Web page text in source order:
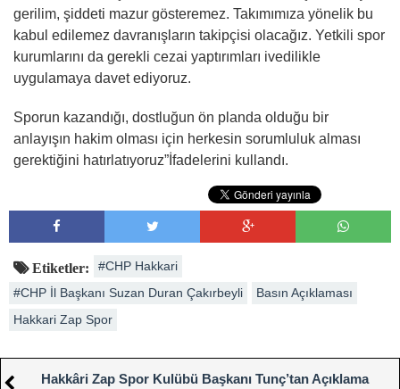
gerilim, şiddeti mazur gösteremez. Takımımıza yönelik bu
kabul edilemez davranışların takipçisi olacağız. Yetkili spor
kurumlarını da gerekli cezai yaptırımları ivedilikle
uygulamaya davet ediyoruz.
Sporun kazandığı, dostluğun ön planda olduğu bir
anlayışın hakim olması için herkesin sorumluluk alması
gerektiğini hatırlatıyoruz”İfadelerini kullandı.
Etiketler:
#CHP Hakkari
#CHP İl Başkanı Suzan Duran Çakırbeyli
Basın Açıklaması
Hakkari Zap Spor
Hakkâri Zap Spor Kulübü Başkanı Tunç’tan Açıklama